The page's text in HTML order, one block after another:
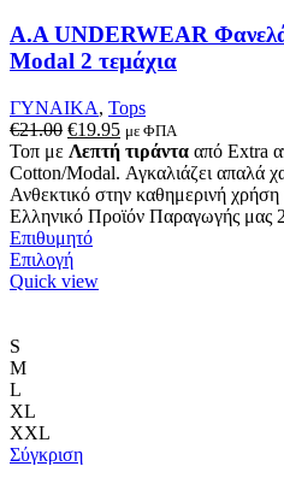
Α.A UNDERWEAR
Modal 2 τεμάχια
ΓΥΝΑΙΚΑ, Tops
€21.00 Original
price
was:
€21.00.
€19.95Η
τρέχουσα
τιμή
είναι:
€19.95.
με ΦΠΑ
Τοπ με Λεπτή τιράντα από Extra
Cotton/Modal. Αγκαλιάζει απαλά
Ανθεκτικό στην καθημερινή
Ελληνικό Προϊόν Παραγωγής μας
Επιθυμητό
ΕπιλογήΑυτό
το
να
Quick view
S
M
L
XL
XXL
Σύγκριση